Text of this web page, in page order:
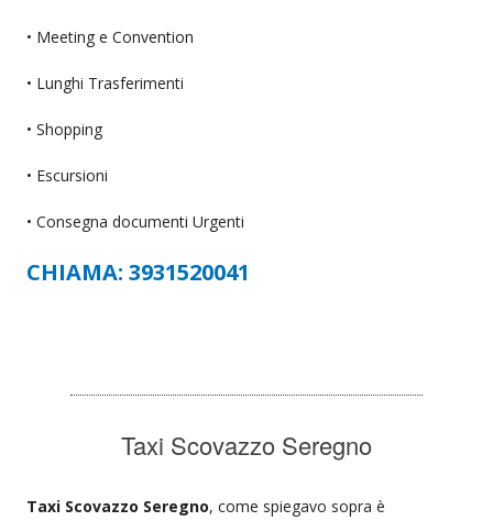
• Meeting e Convention
• Lunghi Trasferimenti
• Shopping
• Escursioni
• Consegna documenti Urgenti
CHIAMA: 3931520041
Taxi Scovazzo Seregno
Taxi Scovazzo Seregno, come spiegavo sopra è